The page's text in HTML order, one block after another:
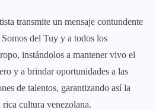
transmite un mensaje contundente
del Tuy y a todos los
instándolos a mantener vivo el
y a brindar oportunidades a las
de talentos, garantizando así la
cultura venezolana.